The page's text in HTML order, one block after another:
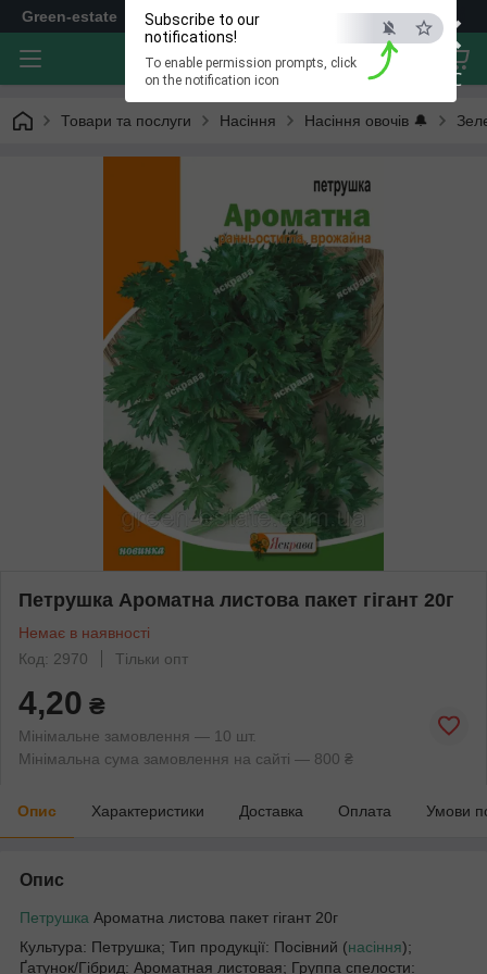
×
ESC
Subscribe to our
notifications!
To enable permission prompts, click
on the notification icon
Green-estate
Товари та послуги Насіння Насіння овочів 🔔
Петрушка Ароматна листова пакет гігант 20г
Немає в наявності
Код: 2970
Тільки опт
4,20 ₴
Мінімальне замовлення — 10 шт.
Мінімальна сума замовлення на сайті — 800 ₴
Опис Характеристики Доставка Оплата Умови
Опис
Петрушка Ароматна листова пакет гігант 20г
Культура: Петрушка; Тип продукції: Посівний (насіння);
Ґатунок/Гібрид: Ароматная листовая; Группа спелости: